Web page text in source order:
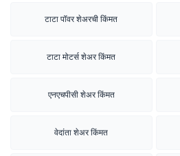
टाटा पॉवर शेअरची किंमत
टाटा मोटर्स शेअर किंमत
एनएचपीसी शेअर किंमत
वेदांता शेअर किंमत